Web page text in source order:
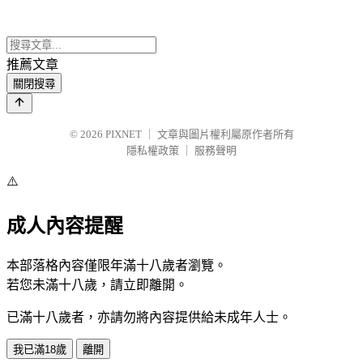
推薦文章
關閉搜尋
© 2026 PIXNET
文章與圖片權利屬原作者所有
隱私權政策
服務聲明
⚠️
成人內容提醒
本部落格內容僅限年滿十八歲者瀏覽。
若您未滿十八歲，請立即離開。
已滿十八歲者，亦請勿將內容提供給未成年人士。
我已滿18歲 離開